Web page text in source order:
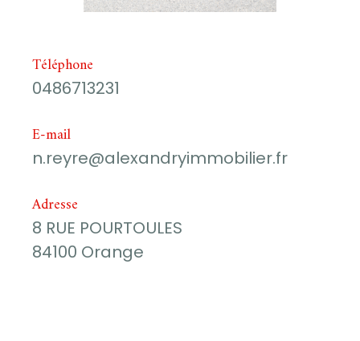
Téléphone
0486713231
E-mail
n.reyre@alexandryimmobilier.fr
Adresse
8 RUE POURTOULES
84100 Orange